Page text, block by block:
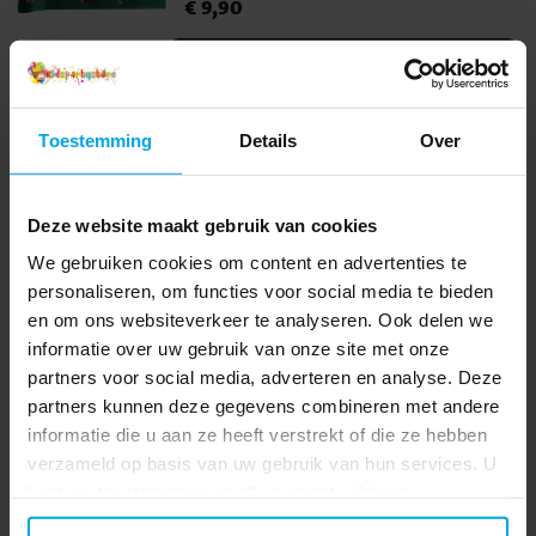
Toestemming Details Over
Deze website maakt gebruik van cookies
We gebruiken cookies om content en advertenties te
personaliseren, om functies voor social media te bieden
en om ons websiteverkeer te analyseren. Ook delen we
informatie over uw gebruik van onze site met onze
partners voor social media, adverteren en analyse. Deze
partners kunnen deze gegevens combineren met andere
informatie die u aan ze heeft verstrekt of die ze hebben
verzameld op basis van uw gebruik van hun services. U
voor de tafel als je een leuke spelavond
met vrienden wilt organiseren of een
themafeest wilt plannen. Deze tafelloper
voor meerdere tafels en een groot feest.
Het materiaal is 100% polyester.
tafelaccessoires in ons Casino-thema.
Prijs :€ 9,90
€ 9,90
Anderen kochten ook
stuks
bladeren 15 gram